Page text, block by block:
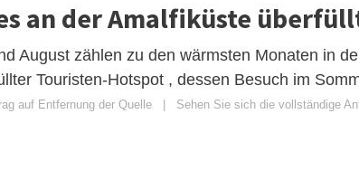
an der Amalfiküste
August zählen zu den wärmsten Monaten in
Touristen-Hotspot , dessen Besuch im
auf Entfernung der Quelle Sehen Sie sich die vollständige